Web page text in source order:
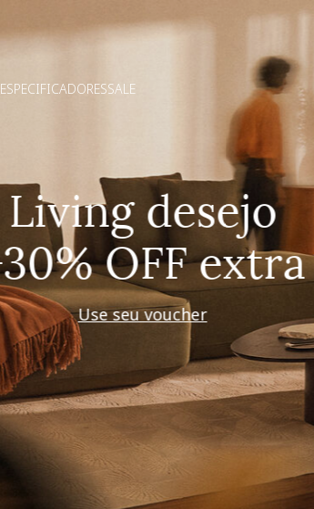
ESPECIFICADORESSALE
Grandes